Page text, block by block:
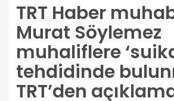
TRT Haber
Murat Söylemez
muhaliflere
tehdidinde
TRT’den